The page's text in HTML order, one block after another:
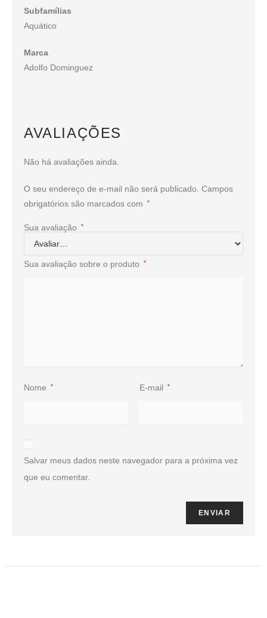
Subfamílias
Aquático
Marca
Adolfo Dominguez
AVALIAÇÕES
Não há avaliações ainda.
O seu endereço de e-mail não será publicado. Campos
obrigatórios são marcados com
*
Sua avaliação *
Sua avaliação sobre o produto *
Nome * E-mail *
Salvar meus dados neste navegador para a próxima vez
que eu comentar.